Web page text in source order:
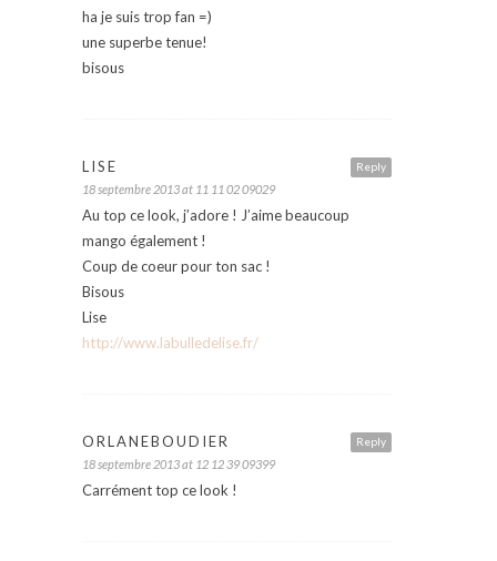
ha je suis trop fan =)
une superbe tenue!
bisous
Reply
LISE
18 septembre 2013 at 11 11 02 09029
Au top ce look, j’adore ! J’aime beaucoup
mango également !
Coup de coeur pour ton sac !
Bisous
Lise
http://www.labulledelise.fr/
Reply
ORLANEBOUDIER
18 septembre 2013 at 12 12 39 09399
Carrément top ce look !